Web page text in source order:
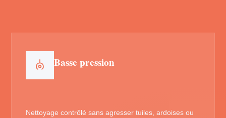
Basse pression
Nettoyage contrôlé sans agresser tuiles, ardoises ou